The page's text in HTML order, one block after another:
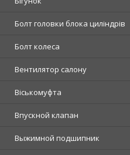
Болт головки блока циліндрів
Болт колеса
Вентилятор салону
Віськомуфта
Впускной клапан
Выжимной подшипник